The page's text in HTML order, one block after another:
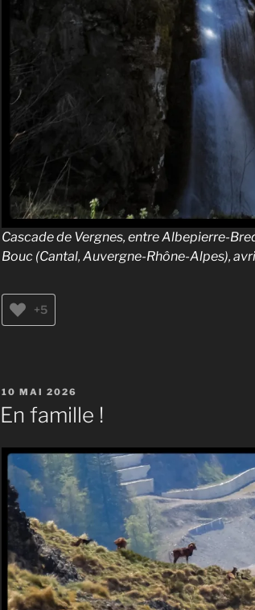
Cascade de Vergnes, entre Albepierre-
Bouc (Cantal, Auvergne-Rhône-Alpes),
+5
PUBLIÉ
10 MAI 2026
En famille !